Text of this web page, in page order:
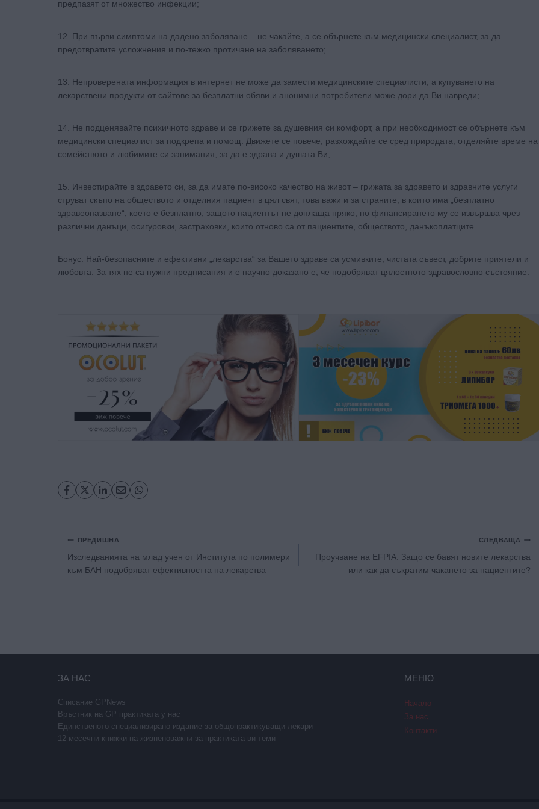
предпазят от множество инфекции;
12. При първи симптоми на дадено заболяване – не чакайте, а се обърнете към медицински специалист, за да
предотвратите усложнения и по-тежко протичане на заболяването;
13. Непроверената информация в интернет не може да замести медицинските специалисти, а купуването на
лекарствени продукти от сайтове за безплатни обяви и анонимни потребители може дори да Ви навреди;
14. Не подценявайте психичното здраве и се грижете за душевния си комфорт, а при необходимост се обърнете към
медицински специалист за подкрепа и помощ. Движете се повече, разхождайте се сред природата, отделяйте време на
семейството и любимите си занимания, за да е здрава и душата Ви;
15. Инвестирайте в здравето си, за да имате по-високо качество на живот – грижата за здравето и здравните услуги
струват скъпо на обществото и отделния пациент в цял свят, това важи и за страните, в които има „безплатно
здравеопазване“, което е безплатно, защото пациентът не доплаща пряко, но финансирането му се извършва чрез
различни данъци, осигуровки, застраховки, които отново са от пациентите, обществото, данъкоплатците.
Бонус: Най-безопасните и ефективни „лекарства“ за Вашето здраве са усмивките, чистата съвест, добрите приятели и
любовта. За тях не са нужни предписания и е научно доказано е, че подобряват цялостното здравословно състояние.
Навигация
ПРЕДИШНА
Изследванията на млад учен от Института по полимери
към БАН подобряват ефективността на лекарства
СЛЕДВАЩА
Проучване на EFPIA: Защо се бавят новите лекарства
или как да съкратим чакането за пациентите?
ЗА НАС
Списание GPNews
Връстник на GP практиката у нас
Единственото специализирано издание за общопрактикуващи лекари
12 месечни книжки на жизненоважни за практиката ви теми
МЕНЮ
Начало
За нас
Контакти